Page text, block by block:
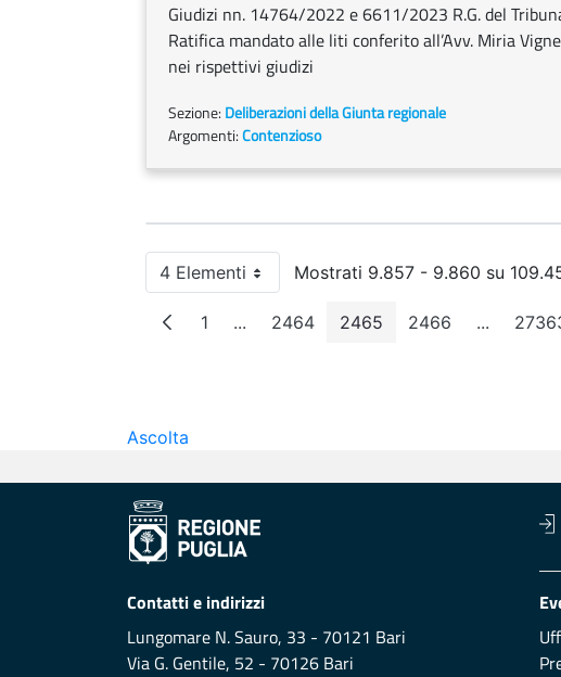
Giudizi nn. 14764/2022 e 6611/2023 R.G. del
Ratifica mandato alle liti conferito all’Avv. Miria
nei rispettivi giudizi
Sezione: Deliberazioni della Giunta regionale
Argomenti:Contenzioso
4 ElementiPer paginaMostrati 9.857 - 9.860 su
Pagina
1 ...Pagine intermedie
Pagina
2464 Pagina
2465 Pagina
2466 ...Pagine
Ascolta
Contatti e indirizzi
Lungomare N. Sauro, 33 - 70121 Bari
Via G. Gentile, 52 - 70126 Bari